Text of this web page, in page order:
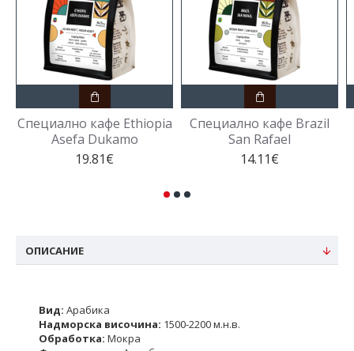
Специално кафе Ethiopia
Asefa Dukamo
19.81€
Специално кафе Brazil
San Rafael
14.11€
ОПИСАНИЕ
Вид: Арабика
Надморска височина: 1500-2200 м.н.в.
Обработка: Мокра